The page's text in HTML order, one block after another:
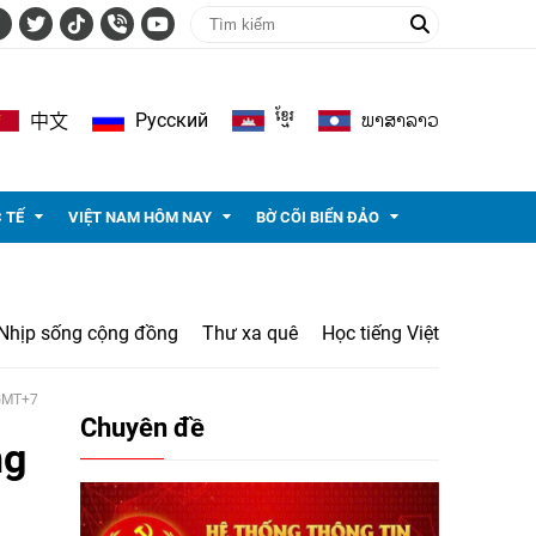
中文 Pусский ខ្មែរ ພາ​ສາ​ລາວ
TẾ VIỆT NAM HÔM NAY BỜ CÕI BIỂN ĐẢO
sống cộng đồng Thư xa quê Học tiếng Việt
Chuyên đề